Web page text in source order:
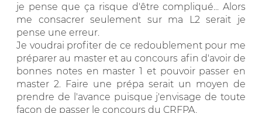
je pense que ça risque d'être compliqué... Alors
me consacrer seulement sur ma L2 serait je
pense une erreur.
Je voudrai profiter de ce redoublement pour me
préparer au master et au concours afin d'avoir de
bonnes notes en master 1 et pouvoir passer en
master 2. Faire une prépa serait un moyen de
prendre de l'avance puisque j'envisage de toute
façon de passer le concours du CRFPA.